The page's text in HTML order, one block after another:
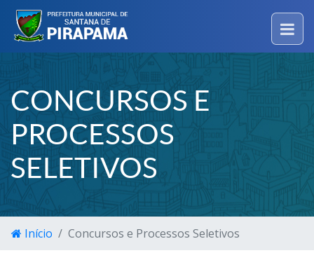
CONCURSOS E
PROCESSOS
SELETIVOS
Início Concursos e Processos Seletivos